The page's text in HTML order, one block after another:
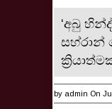
‘අබු
සහ්රාන්
by admin On